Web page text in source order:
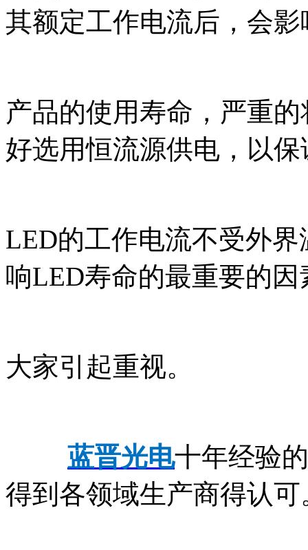
其额定工作电流后，会影
产品的使用寿命，严重
好选用恒流源供电，以保
LED的工作电流不受外
响LED寿命的最重要的因
大家引起重视。
蓝晋光电十年经验
得到各领域生产商得认可